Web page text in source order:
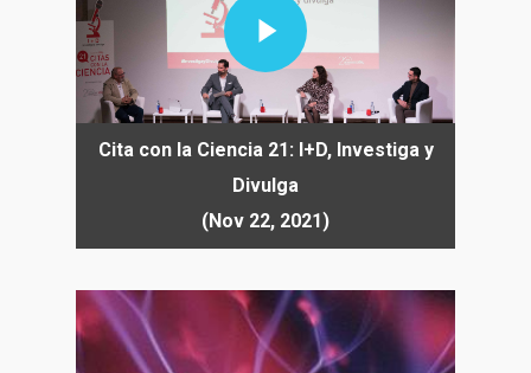
Cita con la Ciencia 21: I+D, Investiga y
Divulga
(Nov 22, 2021)